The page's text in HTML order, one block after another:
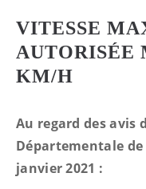
VITESSE
AUTORISÉE
KM/H
Au regard des avis
Départementale
janvier 2021 :